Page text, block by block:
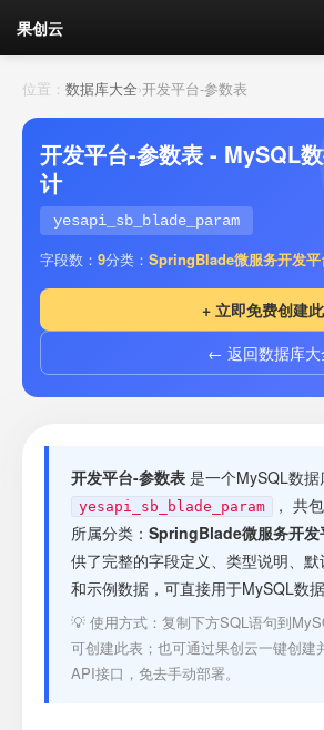
果创云
数据表单
API接口
云存储
流量 剩余接口流量
套餐
接口测试
位置： 数据库大全›开发平台-参数表
开发平台-参数表 - MySQL
计
yesapi_sb_blade_param
字段数： 9分类： SpringBlade微服务开发平
+ 立即免费创建
← 返回数据库大
开发平台-参数表 是一个MySQL数
yesapi_sb_blade_param ， 共
所属分类： SpringBlade微服务开发
供了完整的字段定义、类型说明、
和示例数据，可直接用于MySQL数据
💡 使用方式：复制下方SQL语句到
可创建此表；也可通过果创云一键创建
API接口，免去手动部署。